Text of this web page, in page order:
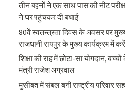
तीन बहनों ने एक साथ पास की नीट
ने घर पहुंचकर दी बधाई
80वें स्वतन्त्रता दिवस के अवसर पर
राजधानी रायपुर के मुख्य कार्यक्रम में
शिक्षा की राह में छोटा-सा योगदान,
मंत्री राजेश अग्रवाल
मुसीबत में संबल बनी राष्ट्रीय परिवार